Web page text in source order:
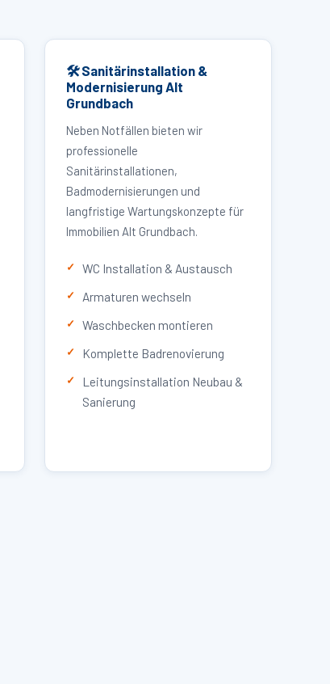
🛠 Sanitärinstallation &
Modernisierung Alt
Grundbach
Neben Notfällen bieten wir
professionelle
Sanitärinstallationen,
Badmodernisierungen und
langfristige Wartungskonzepte für
Immobilien Alt Grundbach.
WC Installation & Austausch
Armaturen wechseln
Waschbecken montieren
Komplette Badrenovierung
Leitungsinstallation Neubau &
Sanierung